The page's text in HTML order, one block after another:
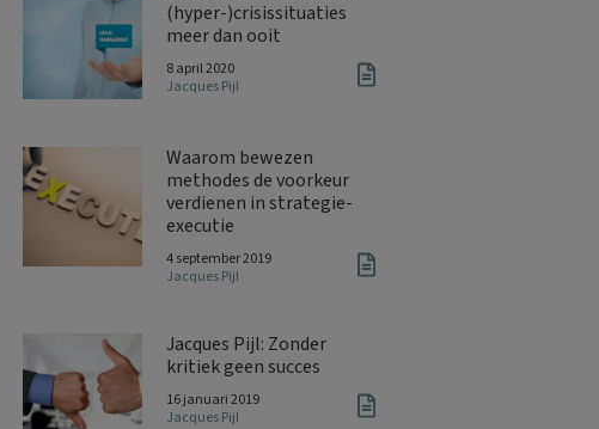
(hyper-)crisissituaties
meer dan ooit
8 april 2020
Jacques Pijl
Waarom bewezen
methodes de voorkeur
verdienen in strategie-
executie
4 september 2019
Jacques Pijl
Jacques Pijl: Zonder
kritiek geen succes
16 januari 2019
Jacques Pijl